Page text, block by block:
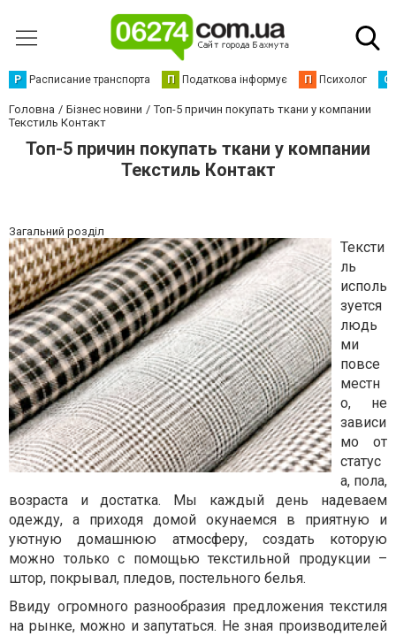
Р Расписание транспорта П Податкова інформує П Психолог С
Головна Бізнес новини
Топ-5 причин покупать ткани у компании
Текстиль Контакт
Топ-5 причин покупать ткани у компании
Текстиль Контакт
Загальний розділ
Тексти
ль
исполь
зуется
людь
ми
повсе
местн
о, не
зависи
мо от
статус
а, пола,
возраста и достатка. Мы каждый день надеваем
одежду, а приходя домой окунаемся в приятную и
уютную домашнюю атмосферу, создать которую
можно только с помощью текстильной продукции –
штор, покрывал, пледов, постельного белья.
Ввиду огромного разнообразия предложения текстиля
на рынке, можно и запутаться. Не зная производителей